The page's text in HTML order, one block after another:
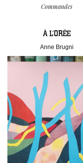
Commandes
À L’ORÉE
Anne Brugni